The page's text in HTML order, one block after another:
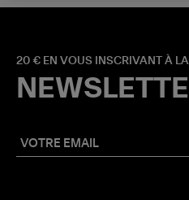
20 € EN VOUS INSCRIVANT À LA